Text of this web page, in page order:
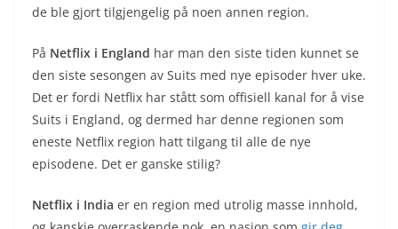
de ble gjort tilgjengelig på noen annen region.
På Netflix i England har man den siste tiden kunnet se
den siste sesongen av Suits med nye episoder hver uke.
Det er fordi Netflix har stått som offisiell kanal for å vise
Suits i England, og dermed har denne regionen som
eneste Netflix region hatt tilgang til alle de nye
episodene. Det er ganske stilig?
Netflix i India er en region med utrolig masse innhold,